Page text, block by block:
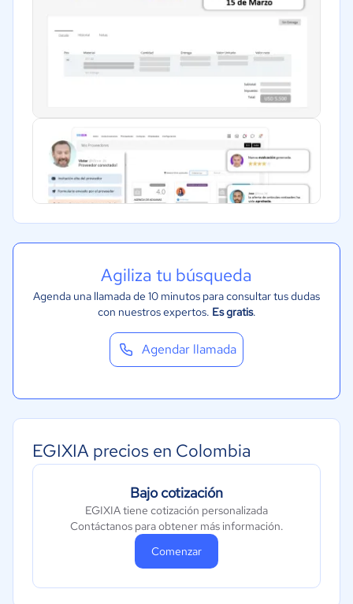
Agiliza tu búsqueda
Agenda una llamada de 10 minutos para consultar tus dudas
con nuestros expertos. Es gratis.
Agendar llamada
EGIXIA precios en Colombia
Bajo cotización
EGIXIA tiene cotización personalizada
Contáctanos para obtener más información.
Comenzar